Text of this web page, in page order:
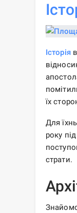
Історія
їх
Для
року
страти.